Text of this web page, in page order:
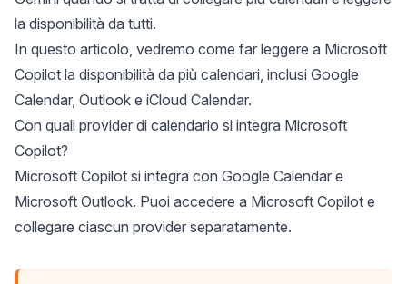
la disponibilità da tutti.
In questo articolo, vedremo come far leggere a Microsoft
Copilot la disponibilità da più calendari, inclusi Google
Calendar, Outlook e iCloud Calendar.
Con quali provider di calendario si integra Microsoft
Copilot?
Microsoft Copilot si integra con Google Calendar e
Microsoft Outlook. Puoi accedere a Microsoft Copilot e
collegare ciascun provider separatamente.